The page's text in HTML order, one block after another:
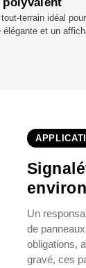
tout-terrain idéal
élégante et un
Un
de
obligations,
gravé, ces